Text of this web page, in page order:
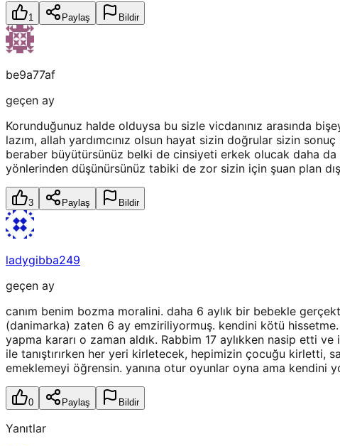
1 Paylaş Bildir
be9a77af
geçen ay
Korunduğunuz halde olduysa bu sizle vicdanınız arasında
lazım, allah yardımcınız olsun hayat sizin doğrular sizin
beraber büyütürsünüz belki de cinsiyeti erkek olucak daha
yönlerinden düşünürsünüz tabiki de zor sizin için şuan plan
3 Paylaş Bildir
ladygibba249
geçen ay
canım benim bozma moralini. daha 6 aylık bir bebekle
(danimarka) zaten 6 ay emziriliyormuş. kendini kötü
yapma kararı o zaman aldık. Rabbim 17 aylıkken nasip etti
ile tanıştırırken her yeri kirletecek, hepimizin çocuğu kirletti,
emeklemeyi öğrensin. yanına otur oyunlar oyna ama kendini
0 Paylaş Bildir
Yanıtlar